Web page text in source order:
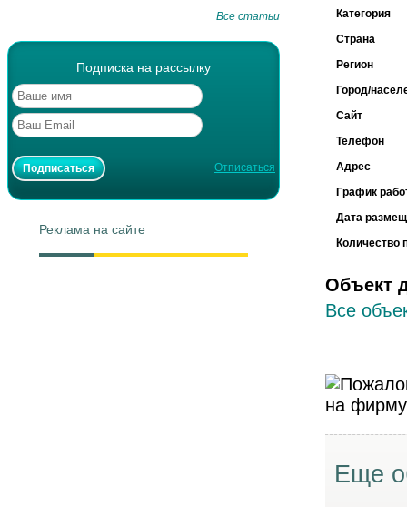
Все статьи
Подписка на рассылку
Отписаться
Реклама на сайте
Категория
Страна
Регион
Город/
Сайт
Телефон
Адрес
График
Дата
Количество
Объект
Все
Еще